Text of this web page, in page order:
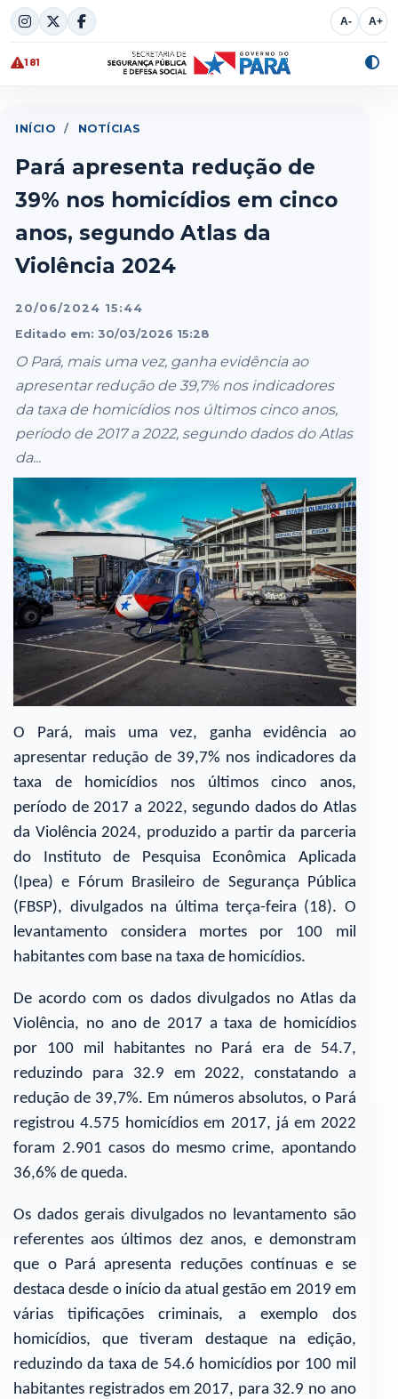
Skip
to
content
A- A+
181
INÍCIO / NOTÍCIAS
Pará apresenta redução de
39% nos homicídios em cinco
anos, segundo Atlas da
Violência 2024
20/06/2024 15:44
Editado em: 30/03/2026 15:28
O Pará, mais uma vez, ganha evidência ao
apresentar redução de 39,7% nos indicadores
da taxa de homicídios nos últimos cinco anos,
período de 2017 a 2022, segundo dados do Atlas
da...
O Pará, mais uma vez, ganha evidência ao
apresentar redução de 39,7% nos indicadores da
taxa de homicídios nos últimos cinco anos,
período de 2017 a 2022, segundo dados do Atlas
da Violência 2024, produzido a partir da parceria
do Instituto de Pesquisa Econômica Aplicada
(Ipea) e Fórum Brasileiro de Segurança Pública
(FBSP), divulgados na última terça-feira (18). O
levantamento considera mortes por 100 mil
habitantes com base na taxa de homicídios.
De acordo com os dados divulgados no Atlas da
Violência, no ano de 2017 a taxa de homicídios
por 100 mil habitantes no Pará era de 54.7,
reduzindo para 32.9 em 2022, constatando a
redução de 39,7%. Em números absolutos, o Pará
registrou 4.575 homicídios em 2017, já em 2022
foram 2.901 casos do mesmo crime, apontando
36,6% de queda.
Os dados gerais divulgados no levantamento são
referentes aos últimos dez anos, e demonstram
que o Pará apresenta reduções contínuas e se
destaca desde o início da atual gestão em 2019 em
várias tipificações criminais, a exemplo dos
homicídios, que tiveram destaque na edição,
reduzindo da taxa de 54.6 homicídios por 100 mil
habitantes registrados em 2017, para 32.9 no ano